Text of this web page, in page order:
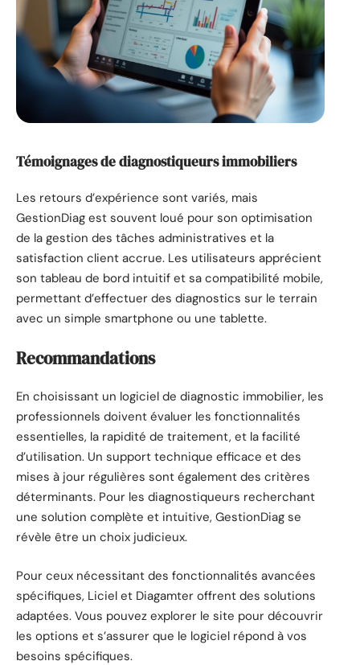
Témoignages de diagnostiqueurs immobiliers
Les retours d’expérience sont variés, mais
GestionDiag est souvent loué pour son optimisation
de la gestion des tâches administratives et la
satisfaction client accrue. Les utilisateurs apprécient
son tableau de bord intuitif et sa compatibilité mobile,
permettant d’effectuer des diagnostics sur le terrain
avec un simple smartphone ou une tablette.
Recommandations
En choisissant un logiciel de diagnostic immobilier, les
professionnels doivent évaluer les fonctionnalités
essentielles, la rapidité de traitement, et la facilité
d’utilisation. Un support technique efficace et des
mises à jour régulières sont également des critères
déterminants. Pour les diagnostiqueurs recherchant
une solution complète et intuitive, GestionDiag se
révèle être un choix judicieux.
Pour ceux nécessitant des fonctionnalités avancées
spécifiques, Liciel et Diagamter offrent des solutions
adaptées. Vous pouvez explorer le site pour découvrir
les options et s’assurer que le logiciel répond à vos
besoins spécifiques.